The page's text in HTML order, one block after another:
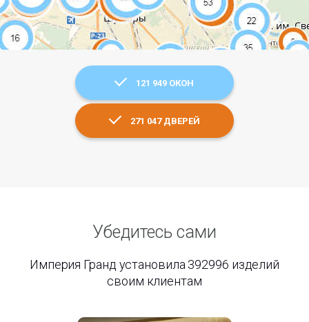
121 949 ОКОН
271 047 ДВЕРЕЙ
Убедитесь сами
Империя Гранд установила 392996 изделий
своим клиентам